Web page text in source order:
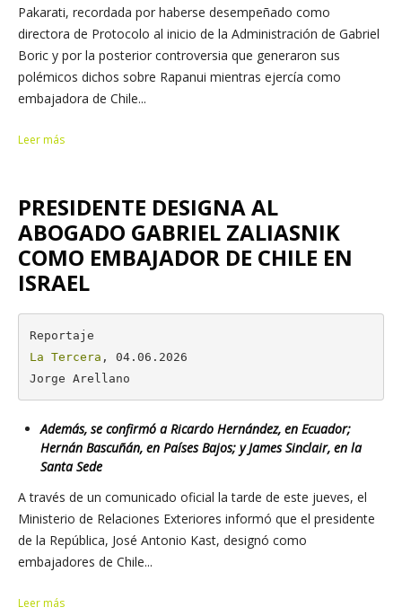
Pakarati, recordada por haberse desempeñado como
directora de Protocolo al inicio de la Administración de Gabriel
Boric y por la posterior controversia que generaron sus
polémicos dichos sobre Rapanui mientras ejercía como
embajadora de Chile...
Leer más
PRESIDENTE DESIGNA AL
ABOGADO GABRIEL ZALIASNIK
COMO EMBAJADOR DE CHILE EN
ISRAEL
La Tercera , 04.06.2026
Jorge Arellano
Además, se confirmó a Ricardo Hernández, en Ecuador;
Hernán Bascuñán, en Países Bajos; y James Sinclair, en la
Santa Sede
A través de un comunicado oficial la tarde de este jueves, el
Ministerio de Relaciones Exteriores informó que el presidente
de la República, José Antonio Kast, designó como
embajadores de Chile...
Leer más